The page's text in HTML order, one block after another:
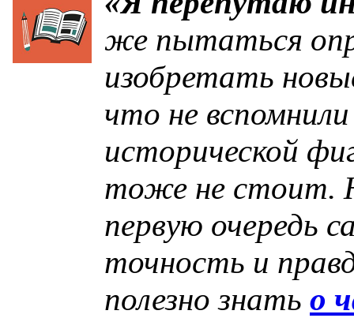
же пытаться
изобретать
что не
исторической
тоже не стоит.
первую очередь
точность и
полезно знать о